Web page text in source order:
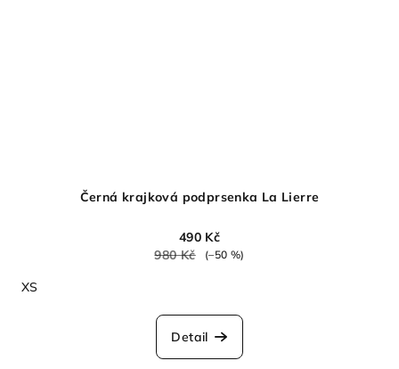
Černá krajková podprsenka La Lierre
490 Kč
980 Kč
(–50 %)
XS
Detail